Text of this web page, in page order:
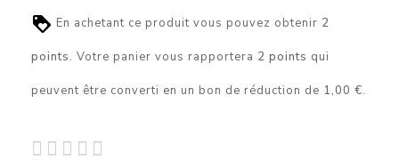
En achetant ce produit vous pouvez obtenir 2
points. Votre panier vous rapportera 2 points qui
peuvent être converti en un bon de réduction de 1,00 €.
    